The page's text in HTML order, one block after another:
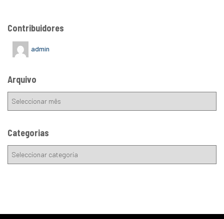
Contribuidores
admin
Arquivo
Categorias